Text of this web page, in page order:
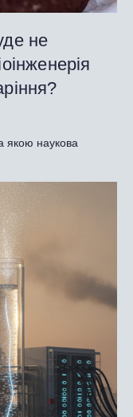
не
якою наукова